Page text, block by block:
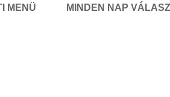
MENÜ MINDEN NAP